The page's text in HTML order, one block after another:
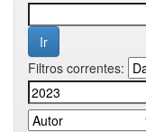
Filtros correntes: